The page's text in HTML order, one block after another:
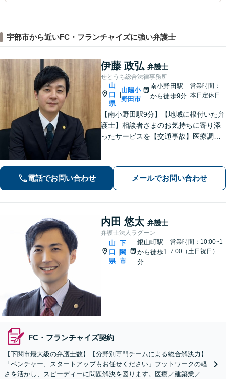
宇部市から近いFC・フランチャイズに強い弁護士
伊藤 政弘 弁護士
せとうち総合法律事務所
山
口
県
山陽小
野田市
南小野田駅
から徒歩9分
営業時間：
本日定休日
【南小野田駅9分】【地域に根付いた弁
護士】相談者さまのお気持ちに寄り添
ったサービスを【交通事故】医療調査
実調査と判例をリサーチし、不公平感
のない相続を実現【WEB面談】
電話でお問い合わせ メールでお問い合わせ
内田 悠太 弁護士
弁護士法人ラグーン
山
口
県
下
関
市
銀山町駅
から徒歩1
分
営業時間：10:00~1
7:00（土日祝日）
FC・フランチャイズ契約
【下関市最大級の弁護士数】【分野別専門チームによる総合解決力】
「ベンチャー、スタートアップもお任せください」フットワークの軽
さを活かし、スピーディーに問題解決を図ります。医療／建築業／情